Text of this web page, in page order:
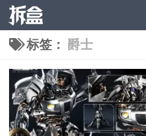
跳至内容
标签： 爵士